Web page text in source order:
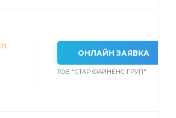
ОНЛАЙН ЗАЯВКА
ТОВ "СТАР ФАЙНЕНС ГРУП"